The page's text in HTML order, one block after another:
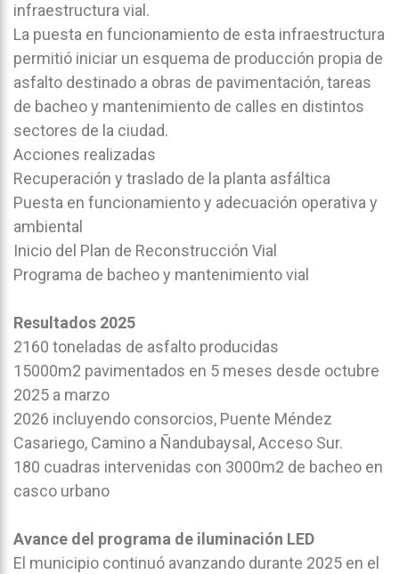
infraestructura vial.
La puesta en funcionamiento de esta infraestructura
permitió iniciar un esquema de producción propia de
asfalto destinado a obras de pavimentación, tareas
de bacheo y mantenimiento de calles en distintos
sectores de la ciudad.
Acciones realizadas
Recuperación y traslado de la planta asfáltica
Puesta en funcionamiento y adecuación operativa y
ambiental
Inicio del Plan de Reconstrucción Vial
Programa de bacheo y mantenimiento vial
Resultados 2025
2160 toneladas de asfalto producidas
15000m2 pavimentados en 5 meses desde octubre
2025 a marzo
2026 incluyendo consorcios, Puente Méndez
Casariego, Camino a Ñandubaysal, Acceso Sur.
180 cuadras intervenidas con 3000m2 de bacheo en
casco urbano
Avance del programa de iluminación LED
El municipio continuó avanzando durante 2025 en el